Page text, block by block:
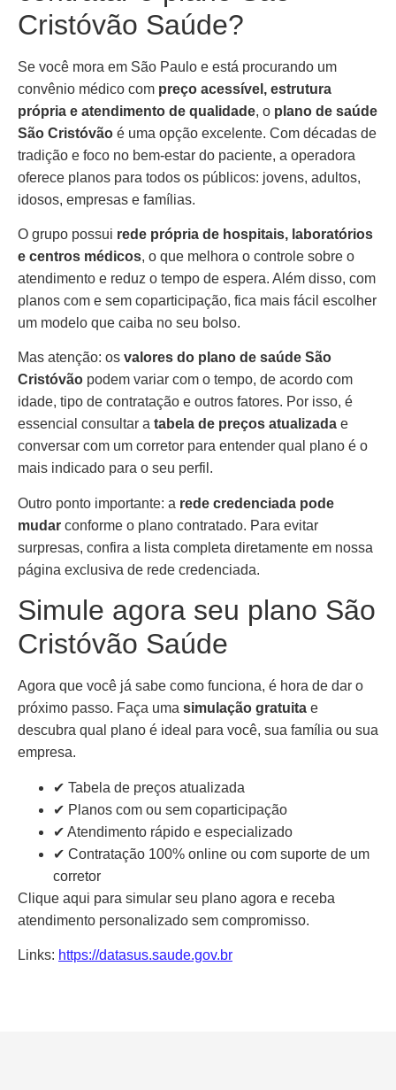
Cristóvão Saúde?
Se você mora em São Paulo e está procurando um
convênio médico com preço acessível, estrutura
própria e atendimento de qualidade, o plano de saúde
São Cristóvão é uma opção excelente. Com décadas de
tradição e foco no bem-estar do paciente, a operadora
oferece planos para todos os públicos: jovens, adultos,
idosos, empresas e famílias.
O grupo possui rede própria de hospitais, laboratórios
e centros médicos, o que melhora o controle sobre o
atendimento e reduz o tempo de espera. Além disso, com
planos com e sem coparticipação, fica mais fácil escolher
um modelo que caiba no seu bolso.
Mas atenção: os valores do plano de saúde São
Cristóvão podem variar com o tempo, de acordo com
idade, tipo de contratação e outros fatores. Por isso, é
essencial consultar a tabela de preços atualizada e
conversar com um corretor para entender qual plano é o
mais indicado para o seu perfil.
Outro ponto importante: a rede credenciada pode
mudar conforme o plano contratado. Para evitar
surpresas, confira a lista completa diretamente em nossa
página exclusiva de rede credenciada.
Simule agora seu plano São
Cristóvão Saúde
Agora que você já sabe como funciona, é hora de dar o
próximo passo. Faça uma simulação gratuita e
descubra qual plano é ideal para você, sua família ou sua
empresa.
✔ Tabela de preços atualizada
✔ Planos com ou sem coparticipação
✔ Atendimento rápido e especializado
✔ Contratação 100% online ou com suporte de um
corretor
Clique aqui para simular seu plano agora e receba
atendimento personalizado sem compromisso.
Links: https://datasus.saude.gov.br